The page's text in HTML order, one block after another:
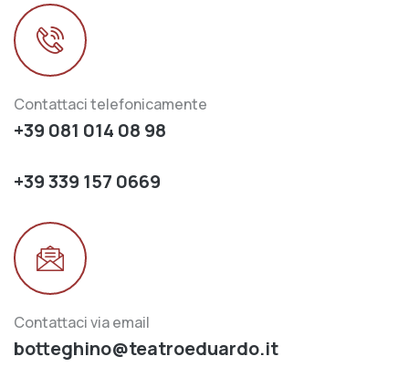
Contattaci telefonicamente
+39 081 014 08 98
+39 339 157 0669
Contattaci via email
botteghino@teatroeduardo.it